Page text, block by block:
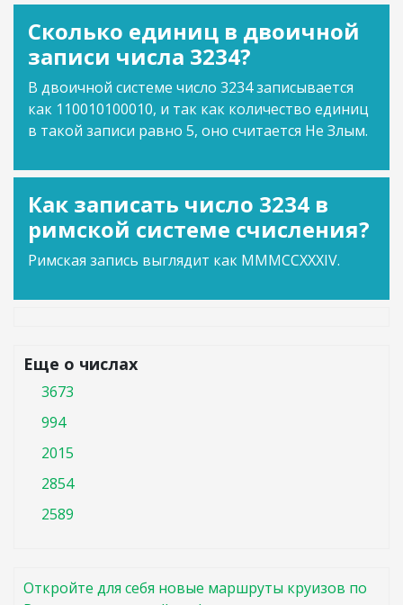
Сколько единиц в двоичной
записи числа 3234?
В двоичной системе число 3234 записывается
как 110010100010, и так как количество единиц
в такой записи равно 5, оно считается Не Злым.
Как записать число 3234 в
римской системе счисления?
Римская запись выглядит как MMMCCXXXIV.
Еще о числах
3673
994
2015
2854
2589
Откройте для себя новые маршруты круизов по